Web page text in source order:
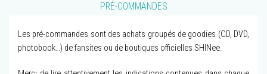
PRÉ-COMMANDES
Les pré-commandes sont des achats groupés de goodies (CD, DVD,
photobook…) de fansites ou de boutiques officielles SHINee.